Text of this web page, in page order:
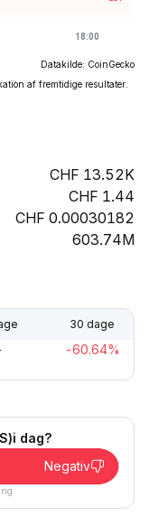
Datakilde: CoinGecko
af fremtidige resultater.
13.52K
1.44
0.00030182
603.74M
30 dage
-60.64%
dag?
Negativ